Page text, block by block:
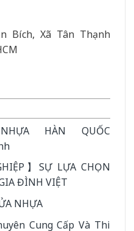
Bích, Xã Tân Thạnh
HÀN QUỐC
】SỰ LỰA CHỌN
ĐÌNH VIỆT
NHỰA
Cung Cấp Và Thi